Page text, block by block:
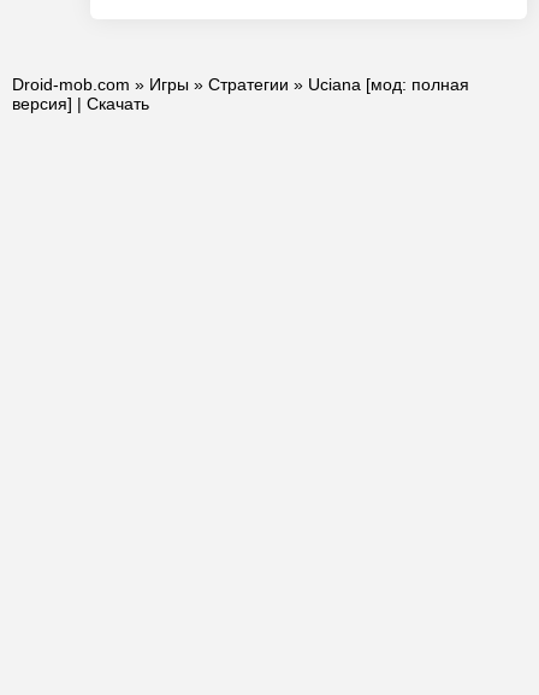
Droid-mob.com » Игры » Стратегии » Uciana [мод: полная
версия] | Скачать